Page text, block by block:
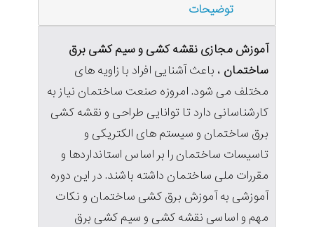
توضیحات
آموزش مجازی نقشه کشی و سیم کشی برق
ساختمان ، باعث آشنایی افراد با زاویه های
مختلف می شود. امروزه صنعت ساختمان نیاز به
کارشناسانی دارد تا توانایی طراحی و نقشه کشی
برق ساختمان و سیستم های الکتریکی و
تاسیسات ساختمان را بر اساس استانداردها و
مقررات ملی ساختمان داشته باشند. در این دوره
آموزشی به آموزش برق کشی ساختمان و نکات
مهم و اساسی نقشه کشی و سیم کشی برق